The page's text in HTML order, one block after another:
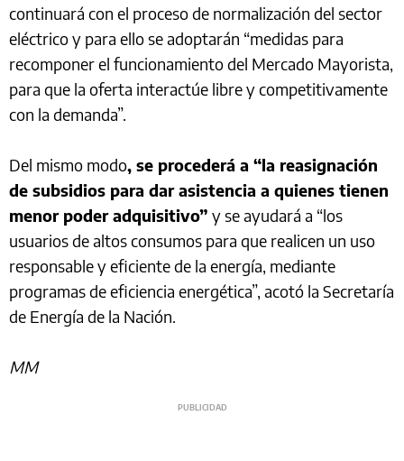
continuará con el proceso de normalización del sector
eléctrico y para ello se adoptarán “medidas para
recomponer el funcionamiento del Mercado Mayorista,
para que la oferta interactúe libre y competitivamente
con la demanda”.
Del mismo modo, se procederá a “la reasignación
de subsidios para dar asistencia a quienes tienen
menor poder adquisitivo” y se ayudará a “los
usuarios de altos consumos para que realicen un uso
responsable y eficiente de la energía, mediante
programas de eficiencia energética”, acotó la Secretaría
de Energía de la Nación.
MM